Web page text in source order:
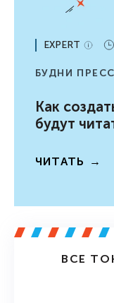
EXPERT
БУДНИ
Как
будут
ЧИТАТЬ
ВСЕ